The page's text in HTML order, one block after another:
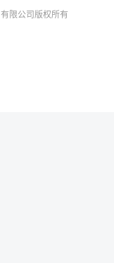
限公司 版权所有